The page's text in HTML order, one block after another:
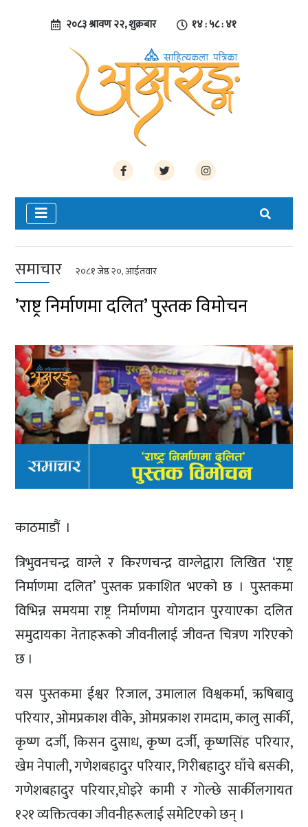
२०८३ श्रावण २२, शुक्रबार १४ : ५८ : ४२
समाचार २०८१ जेष्ठ २०, आईतवार
’राष्ट्र निर्माणमा दलित’ पुस्तक विमोचन
काठमाडौं ।
त्रिभुवनचन्द्र वाग्ले र किरणचन्द्र वाग्लेद्वारा लिखित ‘राष्ट्र
निर्माणमा दलित’ पुस्तक प्रकाशित भएको छ । पुस्तकमा
विभिन्न समयमा राष्ट्र निर्माणमा योगदान पुरयाएका दलित
समुदायका नेताहरूको जीवनीलाई जीवन्त चित्रण गरिएको
छ ।
यस पुस्तकमा ईश्वर रिजाल, उमालाल विश्वकर्मा, ऋषिबावु
परियार, ओमप्रकाश वीके, ओमप्रकाश रामदाम, कालु सार्की,
कृष्ण दर्जी, किसन दुसाध, कृष्ण दर्जी, कृष्णसिंह परियार,
खेम नेपाली, गणेशबहादुर परियार, गिरीबहादुर घाँचे बसकी,
गणेशबहादुर परियार,घोइरे कामी र गोल्छे सार्कीलगायत
१२१ व्यक्तित्वका जीवनीहरूलाई समेटिएको छन् ।